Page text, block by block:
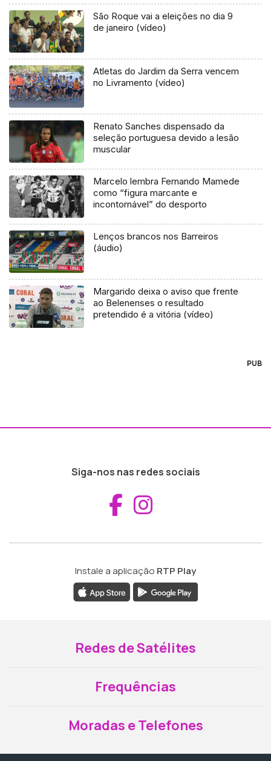
São Roque vai a eleições no dia 9
de janeiro (vídeo)
Atletas do Jardim da Serra vencem
no Livramento (vídeo)
Renato Sanches dispensado da
seleção portuguesa devido a lesão
muscular
Marcelo lembra Fernando Mamede
como “figura marcante e
incontornável” do desporto
Lenços brancos nos Barreiros
(áudio)
Margarido deixa o aviso que frente
ao Belenenses o resultado
pretendido é a vitória (vídeo)
PUB
Siga-nos nas redes sociais
Aceder ao
Instale a aplicação RTP Play
Redes de Satélites
Frequências
Moradas e Telefones